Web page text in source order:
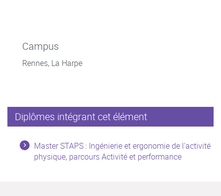
Campus
Rennes, La Harpe
Diplômes intégrant cet élément
Master STAPS : Ingénierie et ergonomie de l'activité
physique, parcours Activité et performance